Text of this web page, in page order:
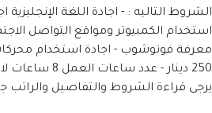
الشروط التاليه : - اجادة اللغة الإنجليزية
استخدام الكمبيوتر ومواقع التواصل
معرفة فوتوشوب - اجادة استخدام
يرجى قراءة الشروط والتفاصيل والراتب